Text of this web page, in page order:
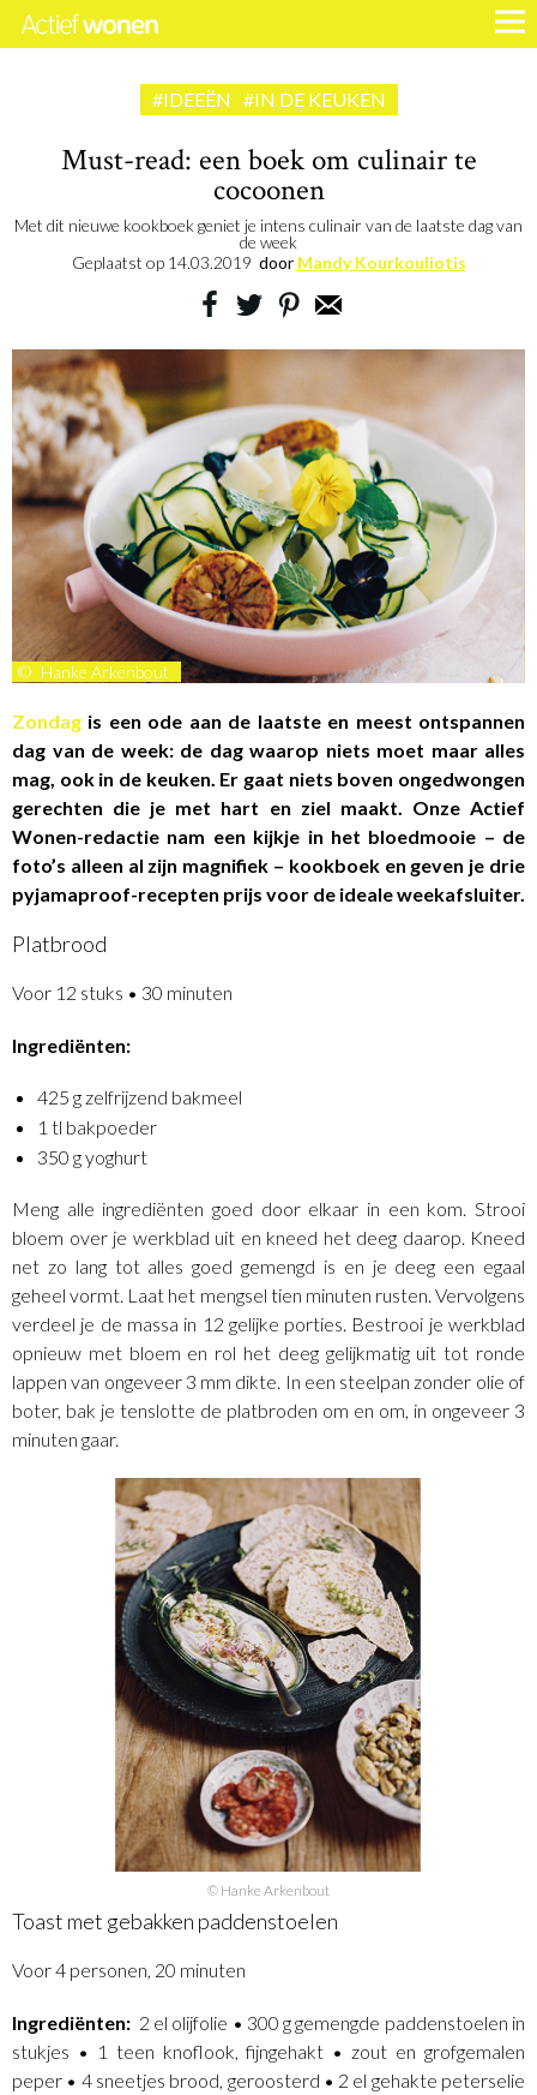
#IDEEËN #IN DE KEUKEN
Must-read: een boek om culinair te
cocoonen
Met dit nieuwe kookboek geniet je intens culinair van de laatste dag van
de week
Geplaatst op 14.03.2019 door Mandy Kourkouliotis
© Hanke Arkenbout
Zondag is een ode aan de laatste en meest ontspannen
dag van de week: de dag waarop niets moet maar alles
mag, ook in de keuken. Er gaat niets boven ongedwongen
gerechten die je met hart en ziel maakt. Onze Actief
Wonen-redactie nam een kijkje in het bloedmooie – de
foto’s alleen al zijn magnifiek – kookboek en geven je drie
pyjamaproof-recepten prijs voor de ideale weekafsluiter.
Platbrood
Voor 12 stuks • 30 minuten
Ingrediënten:
425 g zelfrijzend bakmeel
1 tl bakpoeder
350 g yoghurt
Meng alle ingrediënten goed door elkaar in een kom. Strooi
bloem over je werkblad uit en kneed het deeg daarop. Kneed
net zo lang tot alles goed gemengd is en je deeg een egaal
geheel vormt. Laat het mengsel tien minuten rusten. Vervolgens
verdeel je de massa in 12 gelijke porties. Bestrooi je werkblad
opnieuw met bloem en rol het deeg gelijkmatig uit tot ronde
lappen van ongeveer 3 mm dikte. In een steelpan zonder olie of
boter, bak je tenslotte de platbroden om en om, in ongeveer 3
minuten gaar.
© Hanke Arkenbout
Toast met gebakken paddenstoelen
Voor 4 personen, 20 minuten
Ingrediënten: 2 el olijfolie • 300 g gemengde paddenstoelen in
stukjes • 1 teen knoflook, fijngehakt • zout en grofgemalen
peper • 4 sneetjes brood, geroosterd • 2 el gehakte peterselie